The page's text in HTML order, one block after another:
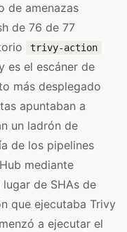
de amenazas
de 76 de 77
trivy-action
es el escáner de
más desplegado
apuntaban a
un ladrón de
de los pipelines
mediante
de SHAs de
que ejecutaba Trivy
a ejecutar el